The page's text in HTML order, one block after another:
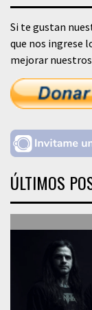
Si te gustan
que nos ingrese
mejorar
ÚLTIMOS